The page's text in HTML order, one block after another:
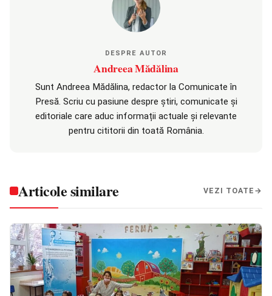
DESPRE AUTOR
Andreea Mădălina
Sunt Andreea Mădălina, redactor la Comunicate în
Presă. Scriu cu pasiune despre știri, comunicate și
editoriale care aduc informații actuale și relevante
pentru cititorii din toată România.
Articole similare VEZI TOATE